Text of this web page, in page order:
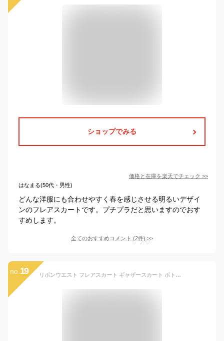
ショップでみる
価格と在庫を楽天でチェック >>
はなまる(50代・男性)
どんな洋服にも合わせやすく春を感じさせる明るいデザイ
ンのフレアスカートです。プチプラだと思いますのでおす
すめします。
全てのおすすめコメント (2件) >
no. 19 リボンウエスト フレアスカート ギャザースカート ボトムス ベビー服 女の子 子供服 キッズ かわいい スカート ギャザー ひざ丈 ひざ上 フォーマル Milkiss ミルキス 無地 シンプル ポンチ 結婚式 卒業式 発表会 お洒落 プチプラ 80 90 100 110 120 130 秋冬 春物 冬物 秋 dl